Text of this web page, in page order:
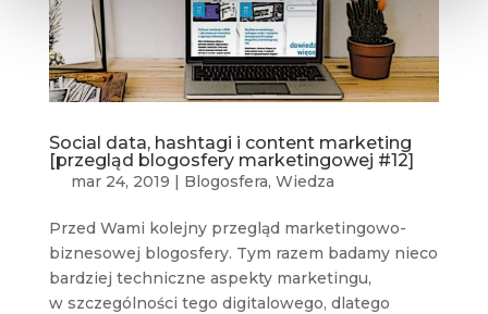
Social data, hashtagi i content marketing
[przegląd blogosfery marketingowej #12]
mar 24, 2019 | Blogosfera, Wiedza
Przed Wami kolejny przegląd marketingowo-
biznesowej blogosfery. Tym razem badamy nieco
bardziej techniczne aspekty marketingu,
w szczególności tego digitalowego, dlatego